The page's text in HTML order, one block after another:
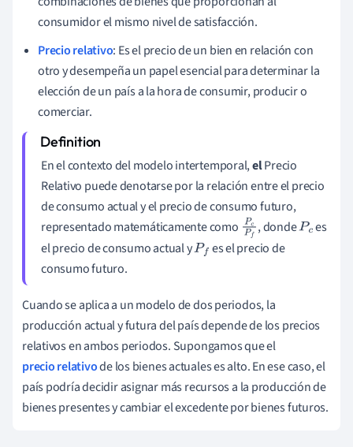
consumidor el mismo nivel de satisfacción.
Precio relativo: Es el precio de un bien en relación con
otro y desempeña un papel esencial para determinar la
elección de un país a la hora de consumir, producir o
comerciar.
En el contexto del modelo intertemporal,elPrecio
Relativo puede denotarse por la relación entre el precio
de consumo actual y el precio de consumo futuro,
representado matemáticamente como Pc
Pf
, dondePc es
el precio de consumo actual yPf es el precio de
consumo futuro.
Cuando se aplica a un modelo de dos periodos, la
producción actual y futura del país depende de los precios
relativos en ambos periodos. Supongamos que el
precio relativode los bienes actuales es alto. En ese caso, el
país podría decidir asignar más recursos a la producción de
bienes presentes y cambiar el excedente por bienes futuros.